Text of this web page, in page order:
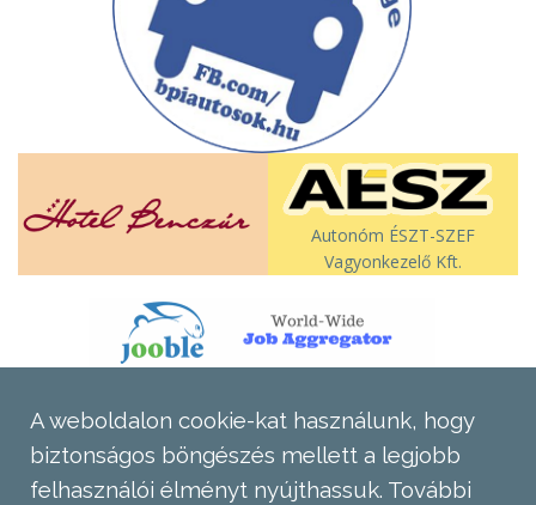
Autonóm ÉSZT-SZEF
Vagyonkezelő Kft.
A weboldalon cookie-kat használunk, hogy
biztonságos böngészés mellett a legjobb
felhasználói élményt nyújthassuk. További